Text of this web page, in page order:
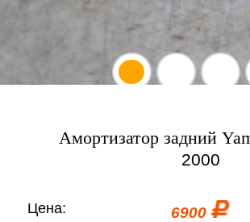
Амортизатор задний
2000
Цена: 6900